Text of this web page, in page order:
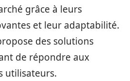
grâce à leurs
et leur adaptabilité.
des solutions
de répondre aux
utilisateurs.